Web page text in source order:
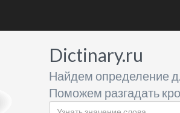
Dictinary.ru
Найдем определение
Поможем разгадать